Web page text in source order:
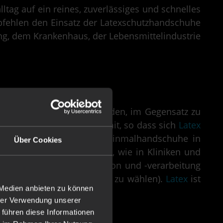
Über Cookies
anbieten zu können
Verwendung unserer
diese Informationen
auf ein reines, zuverlässiges und schnelles
den Einsatz der Latexschutzhandschuhe
dem Krankenhaus, der Lebensmittelindustrie
eingesetzt werden, im Gegensatz zu
Eigenschaften mit, so dass sich Latex
Daher werden solche Einmalhandschuhe in
getragen werden, wie in Kliniken und
Lebensmittelproduktion und -verarbeitung
als Material zu wählen). Latexist